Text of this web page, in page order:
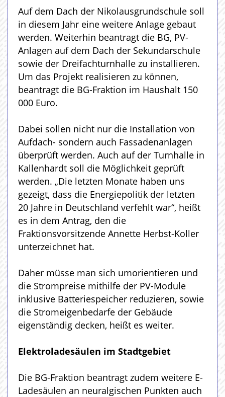
Auf dem Dach der Nikolausgrundschule soll
in diesem Jahr eine weitere Anlage gebaut
werden. Weiterhin beantragt die BG, PV-
Anlagen auf dem Dach der Sekundarschule
sowie der Dreifachturnhalle zu installieren.
Um das Projekt realisieren zu können,
beantragt die BG-Fraktion im Haushalt 150
000 Euro.
Dabei sollen nicht nur die Installation von
Aufdach- sondern auch Fassadenanlagen
überprüft werden. Auch auf der Turnhalle in
Kallenhardt soll die Möglichkeit geprüft
werden. „Die letzten Monate haben uns
gezeigt, dass die Energiepolitik der letzten
20 Jahre in Deutschland verfehlt war“, heißt
es in dem Antrag, den die
Fraktionsvorsitzende Annette Herbst-Koller
unterzeichnet hat.
Daher müsse man sich umorientieren und
die Strompreise mithilfe der PV-Module
inklusive Batteriespeicher reduzieren, sowie
die Stromeigenbedarfe der Gebäude
eigenständig decken, heißt es weiter.
Elektroladesäulen im Stadtgebiet
Die BG-Fraktion beantragt zudem weitere E-
Ladesäulen an neuralgischen Punkten auch